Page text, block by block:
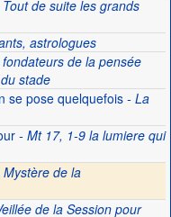
de suite les grands
astrologues
de la pensée
stade
se pose quelquefois- La
- Mt 17, 1-9 la lumiere qui
Mystère de la
de la Session pour